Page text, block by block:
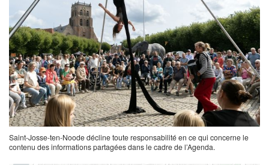
Saint-Josse-ten-Noode décline toute responsabilité en ce qui concerne le
contenu des informations partagées dans le cadre de l’Agenda.